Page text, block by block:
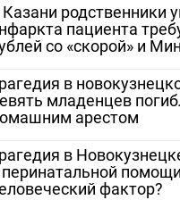
Казани родственники
пациента
со «скорой» и
в
младенцев
арестом
в
перинатальной
фактор?